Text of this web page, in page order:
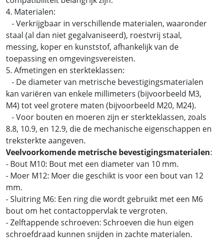
4. Materialen:
- Verkrijgbaar in verschillende materialen, waaronder
staal (al dan niet gegalvaniseerd), roestvrij staal,
messing, koper en kunststof, afhankelijk van de
toepassing en omgevingsvereisten.
5. Afmetingen en sterkteklassen:
- De diameter van metrische bevestigingsmaterialen
kan variëren van enkele millimeters (bijvoorbeeld M3,
M4) tot veel grotere maten (bijvoorbeeld M20, M24).
- Voor bouten en moeren zijn er sterkteklassen, zoals
8.8, 10.9, en 12.9, die de mechanische eigenschappen en
treksterkte aangeven.
Veelvoorkomende metrische bevestigingsmaterialen:
- Bout M10: Bout met een diameter van 10 mm.
- Moer M12: Moer die geschikt is voor een bout van 12
mm.
- Sluitring M6: Een ring die wordt gebruikt met een M6
bout om het contactoppervlak te vergroten.
- Zelftappende schroeven: Schroeven die hun eigen
schroefdraad kunnen snijden in zachte materialen.